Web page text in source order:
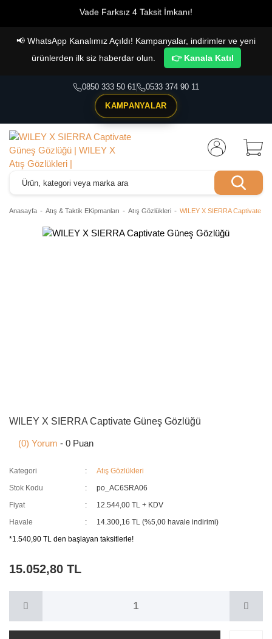
Vade Farksız 4 Taksit İmkanı!
📢 WhatsApp Kanalımız Açıldı! Kampanyalar, indirimler ve yeni
ürünlerden ilk siz haberdar olun.
👉 Kanala Katıl
0850 333 50 61 0533 374 90 11
KAMPANYALAR
Anasayfa Atış & Taktik EKipmanları Atış Gözlükleri WILEY X SIERRA Captivate
WILEY X SIERRA Captivate Güneş Gözlüğü
(0) Yorum - 0 Puan
Kategori
Atış Gözlükleri
Stok Kodu
po_AC6SRA06
Fiyat
12.544,00 TL + KDV
Havale
14.300,16 TL (%5,00 havale indirimi)
*1.540,90 TL den başlayan taksitlerle!
15.052,80 TL